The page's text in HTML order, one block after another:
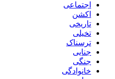
اجتماعی
اکشن
تاریخی
تخیلی
ترسناک
جنایی
جنگی
خانوادگی